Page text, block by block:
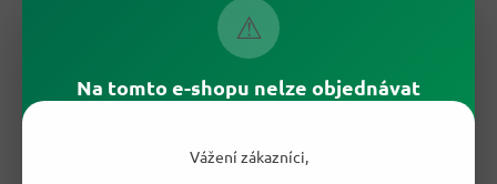
⚠
Na tomto e-shopu nelze objednávat
Vážení zákazníci,
Praktické balení 100 g ideální do kabelky, práce i na
Originální německá receptura a nezaměnitelná kvalita
Skvělý společník ke kávě, čaji i jako malá odměna
během dne